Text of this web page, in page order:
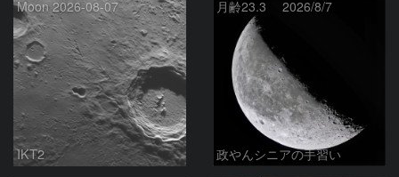
Moon 2026-08-07
IKT2
月齢23.3 2026/8/7
政やんシニアの手習い